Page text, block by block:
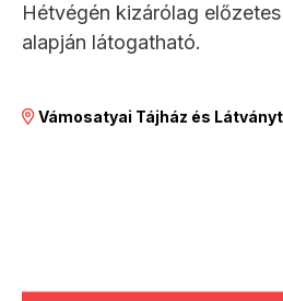
Hétvégén kizárólag
alapján látogatható.
Vámosatyai Tájház és